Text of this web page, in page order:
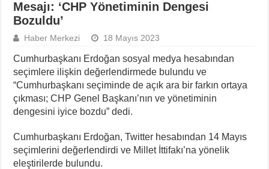
Mesajı: ‘CHP Yönetiminin Dengesi
Bozuldu’
Haber Merkezi 18 Mayıs 2023
Cumhurbaşkanı Erdoğan sosyal medya hesabından
seçimlere ilişkin değerlendirmede bulundu ve
“Cumhurbaşkanı seçiminde de açık ara bir farkın ortaya
çıkması; CHP Genel Başkanı’nın ve yönetiminin
dengesini iyice bozdu” dedi.
Cumhurbaşkanı Erdoğan, Twitter hesabından 14 Mayıs
seçimlerini değerlendirdi ve Millet İttifakı’na yönelik
eleştirilerde bulundu.